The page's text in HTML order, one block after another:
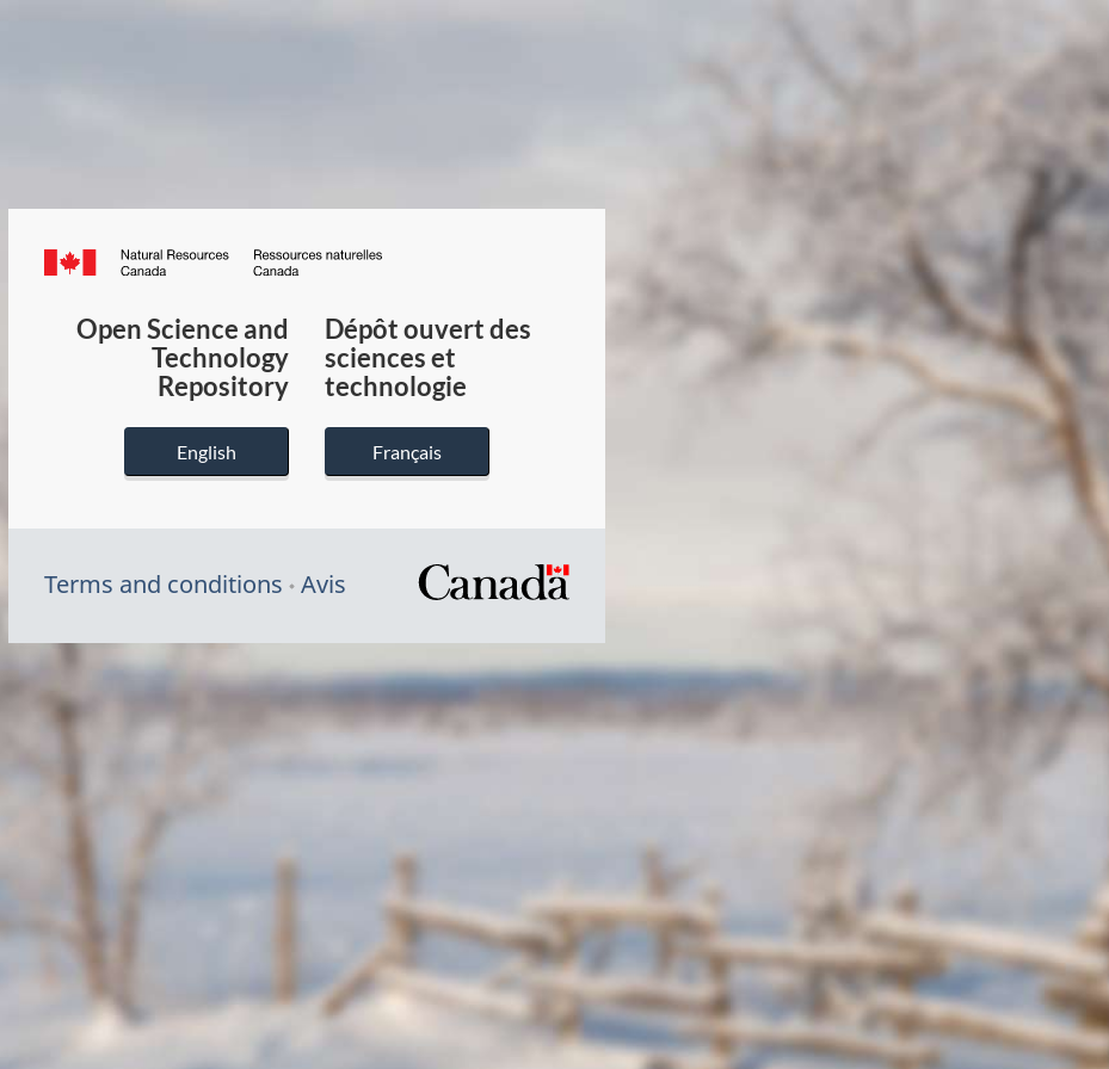
Canada.ca
du
Canada
Open Science and
Technology
Repository
English
Dépôt ouvert des
sciences et
technologie
Français
Terms and conditions Avis
/
du
gouvernement
du